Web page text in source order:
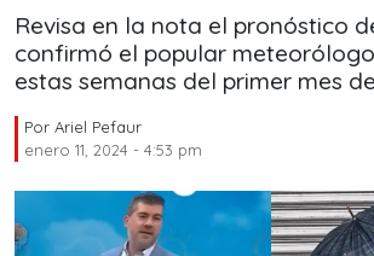
Revisa en la nota el pronóstico
confirmó el popular
estas semanas del primer mes
Por Ariel Pefaur
enero 11, 2024 - 4:53 pm